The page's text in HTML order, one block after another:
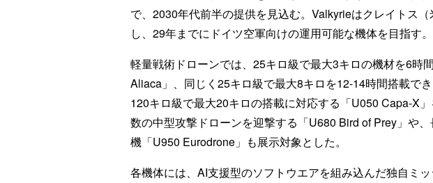
で、2030年代前半の提供を見込む。Valkyrieはクレイトス
し、29年までにドイツ空軍向けの運用可能な機体を目指す。
軽量戦術ドローンでは、25キロ級で最大3キロの機材を6時
Aliaca」、同じく25キロ級で最大8キロを12-14時間搭載でき
120キロ級で最大20キロの搭載に対応する「U050 Capa-X
数の中型攻撃ドローンを迎撃する「U680 Bird of Prey」や
機「U950 Eurodrone」も展示対象とした。
各機体には、AI支援型のソフトウエアを組み込んだ独自ミ